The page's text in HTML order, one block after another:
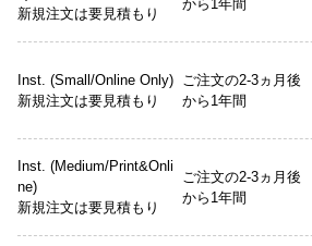
新規注文は要見積もり
から1年間
Inst. (Small/Online Only)
新規注文は要見積もり
ご注文の2-3ヵ月後
から1年間
Inst. (Medium/Print&Onli
ne)
新規注文は要見積もり
ご注文の2-3ヵ月後
から1年間